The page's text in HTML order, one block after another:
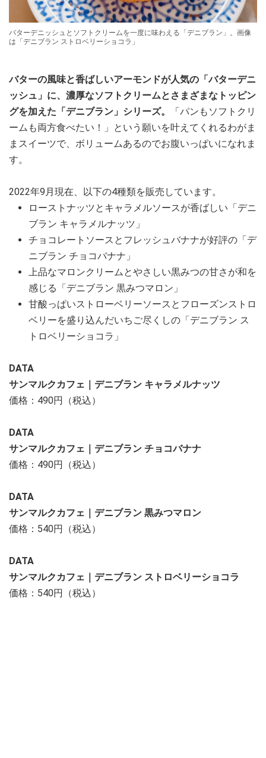
バターデニッシュとソフトクリームを一度に味わえる「デニブラン」。画像
は「デニブラン ストロベリーショコラ」
バターの風味と香ばしいアーモンドが人気の「バターデニ
ッシュ」に、濃厚なソフトクリームとさまざまなトッピン
グを加えた「デニブラン」シリーズ。
「パンもソフトクリ
ームも両方食べたい！」という願いを叶えてくれるわがま
まスイーツで、ボリュームあるのでお腹いっぱいになれま
す。
2022年9月現在、以下の4種類を販売しています。
ローストナッツとキャラメルソースが香ばしい「デニ
ブラン キャラメルナッツ」
チョコレートソースとフレッシュバナナが好評の「デ
ニブラン チョコバナナ」
上品なマロンクリームとやさしい黒みつの甘さが和を
感じる「デニブラン 黒みつマロン」
甘酸っぱいストローベリーソースとフローズンストロ
ベリーを盛り込んだいちご尽くしの「デニブラン ス
トロベリーショコラ」
DATA
サンマルクカフェ｜デニブラン キャラメルナッツ
価格：490円（税込）
DATA
サンマルクカフェ｜デニブラン チョコバナナ
価格：490円（税込）
DATA
サンマルクカフェ｜デニブラン 黒みつマロン
価格：540円（税込）
DATA
サンマルクカフェ｜デニブラン ストロベリーショコラ
価格：540円（税込）